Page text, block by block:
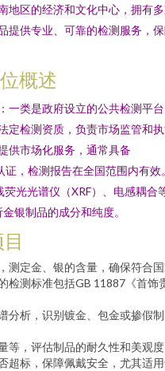
地区的经济和文化中心，拥有
提供专业、可靠的检测服务，
概述
一类是政府设立的公共检测平
定检测资质，负责市场监管和
供市场化服务，通常具备
，检测报告在全国范围内有效
光光谱仪（XRF）、电感耦合
银制品的成分和纯度。
测定金、银的含量，确保符合
检测标准包括GB 11887《首饰
分析，识别镀金、包金或掺假制
等，评估制品的耐久性和美观
超标，保障佩戴安全，尤其适